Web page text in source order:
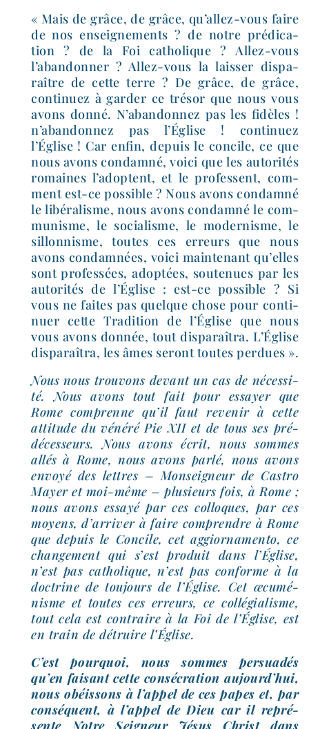
« Mais de grâce, de grâce, qu’allez-vous faire
de nos ensei­gne­ments ? de notre pré­di­ca­
tion ? de la Foi catho­lique ? Allez-​vous
l’abandonner ? Allez-​vous la lais­ser dis­pa­
raître de cette terre ? De grâce, de grâce,
conti­nuez à gar­der ce tré­sor que nous vous
avons don­né. N’abandonnez pas les fidèles !
n’abandonnez pas l’Église ! conti­nuez
l’Église ! Car enfin, depuis le concile, ce que
nous avons condam­né, voi­ci que les auto­ri­tés
romaines l’adoptent, et le pro­fessent, com­
ment est-​ce pos­sible ? Nous avons condam­né
le libé­ra­lisme, nous avons condam­né le com­
mu­nisme, le socia­lisme, le moder­nisme, le
sillon­nisme, toutes ces erreurs que nous
avons condam­nées, voi­ci main­te­nant qu’elles
sont pro­fes­sées, adop­tées, sou­te­nues par les
auto­ri­tés de l’Église : est-​ce pos­sible ? Si
vous ne faites pas quelque chose pour conti­
nuer cette Tradition de l’Église que nous
vous avons don­née, tout dis­pa­raî­tra. L’Église
dis­pa­raî­tra, les âmes seront toutes perdues ».
Nous nous trou­vons devant un cas de néces­si­
té. Nous avons tout fait pour essayer que
Rome com­prenne qu’il faut reve­nir à cette
atti­tude du véné­ré Pie XII et de tous ses pré­
dé­ces­seurs. Nous avons écrit, nous sommes
allés à Rome, nous avons par­lé, nous avons
envoyé des lettres – Monseigneur de Castro
Mayer et moi-​même – plu­sieurs fois, à Rome ;
nous avons essayé par ces col­loques, par ces
moyens, d’arriver à faire com­prendre à Rome
que depuis le Concile, cet aggior­na­men­to, ce
chan­ge­ment qui s’est pro­duit dans l’Église,
n’est pas catho­lique, n’est pas conforme à la
doc­trine de tou­jours de l’Église. Cet œcu­mé­
nisme et toutes ces erreurs, ce col­lé­gia­lisme,
tout cela est contraire à la Foi de l’Église, est
en train de détruire l’Église.
C’est pour­quoi, nous sommes per­sua­dés
qu’en fai­sant cette consé­cra­tion aujourd’hui,
nous obéis­sons à l’appel de ces papes et, par
consé­quent, à l’appel de Dieu car il repré­
sente Notre Seigneur Jésus Christ dans